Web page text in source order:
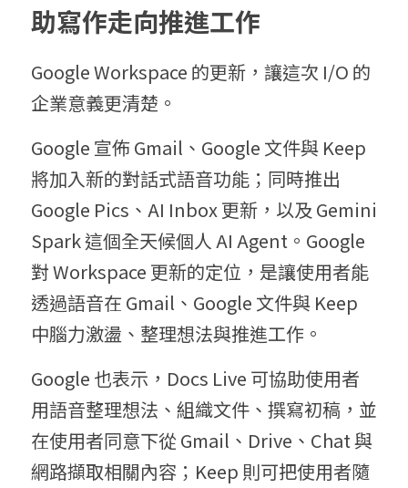
助寫作走向推進工作
Google Workspace 的更新，讓這次 I/O 的
企業意義更清楚。
Google 宣佈 Gmail、Google 文件與 Keep
將加入新的對話式語音功能；同時推出
Google Pics、AI Inbox 更新，以及 Gemini
Spark 這個全天候個人 AI Agent。Google
對 Workspace 更新的定位，是讓使用者能
透過語音在 Gmail、Google 文件與 Keep
中腦力激盪、整理想法與推進工作。
Google 也表示，Docs Live 可協助使用者
用語音整理想法、組織文件、撰寫初稿，並
在使用者同意下從 Gmail、Drive、Chat 與
網路擷取相關內容；Keep 則可把使用者隨